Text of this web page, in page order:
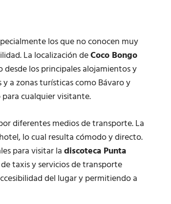
los que no conocen muy
La localización deCoco Bongo
los principales alojamientos y
a zonas turísticas como Bávaro y
para cualquier visitante.
diferentes medios de transporte. La
lo cual resulta cómodo y directo.
para visitar ladiscoteca Punta
taxis y servicios de transporte
del lugar y permitiendo a